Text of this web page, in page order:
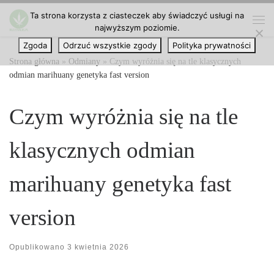
Przejdź do treści
Strona główna » Odmiany » Czym wyróżnia się na tle klasycznych
odmian marihuany genetyka fast version
Czym wyróżnia się na tle
klasycznych odmian
marihuany genetyka fast
version
Opublikowano 3 kwietnia 2026
Ta strona korzysta z ciasteczek aby świadczyć usługi na
najwyższym poziomie.
Zgoda
Odrzuć wszystkie zgody Polityka prywatności